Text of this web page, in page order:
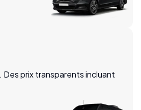
Des prix transparents incluant